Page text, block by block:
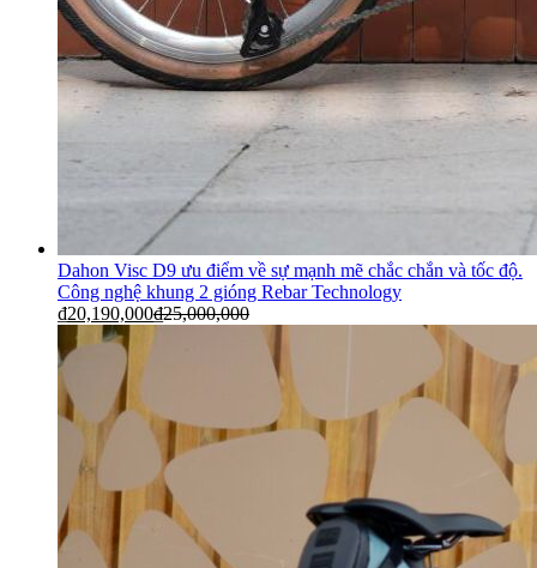
Dahon Visc D9 ưu điểm về sự mạnh mẽ chắc chắn và tốc độ.
Công nghệ khung 2 gióng Rebar Technology
₫20,190,000₫25,000,000